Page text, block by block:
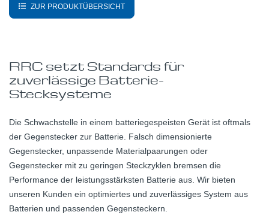
ZUR PRODUKTÜBERSICHT
RRC setzt Standards für
zuverlässige Batterie-
Stecksysteme
Die Schwachstelle in einem batteriegespeisten Gerät ist oftmals
der Gegenstecker zur Batterie. Falsch dimensionierte
Gegenstecker, unpassende Materialpaarungen oder
Gegenstecker mit zu geringen Steckzyklen bremsen die
Performance der leistungsstärksten Batterie aus. Wir bieten
unseren Kunden ein optimiertes und zuverlässiges System aus
Batterien und passenden Gegensteckern.